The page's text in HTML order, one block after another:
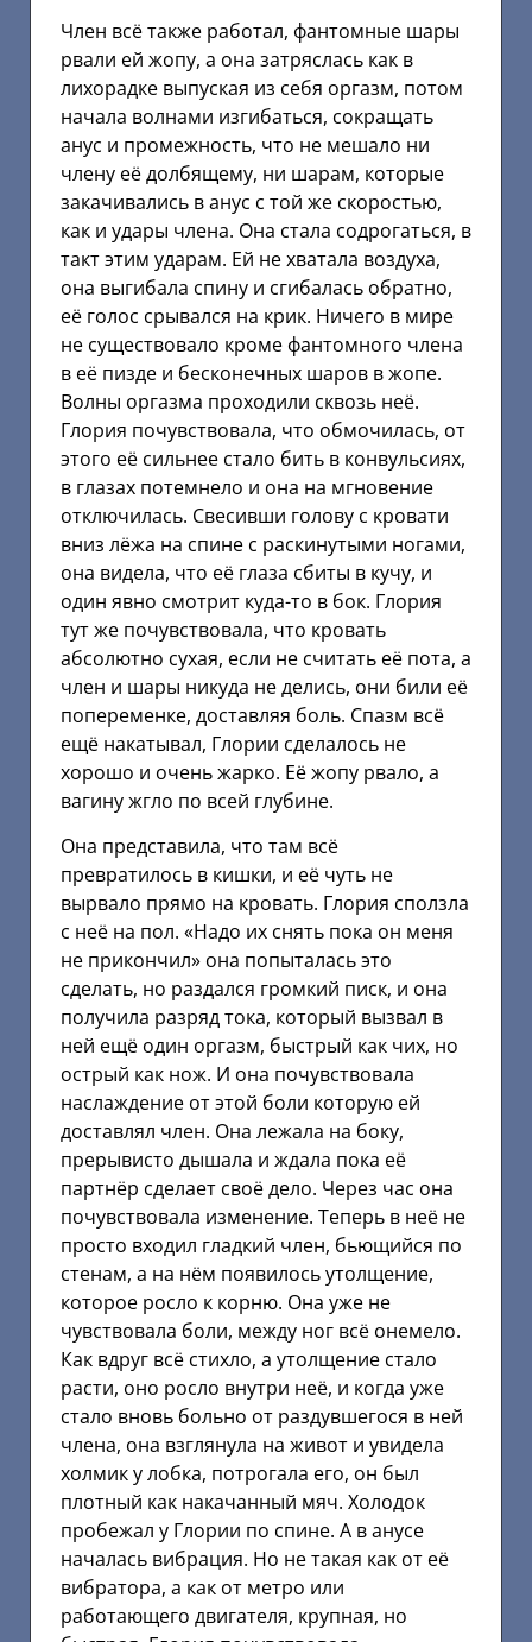
Член всё также работал, фантомные шары
рвали ей жопу, а она затряслась как в
лихорадке выпуская из себя оргазм, потом
начала волнами изгибаться, сокращать
анус и промежность, что не мешало ни
члену её долбящему, ни шарам, которые
закачивались в анус с той же скоростью,
как и удары члена. Она стала содрогаться, в
такт этим ударам. Ей не хватала воздуха,
она выгибала спину и сгибалась обратно,
её голос срывался на крик. Ничего в мире
не существовало кроме фантомного члена
в её пизде и бесконечных шаров в жопе.
Волны оргазма проходили сквозь неё.
Глория почувствовала, что обмочилась, от
этого её сильнее стало бить в конвульсиях,
в глазах потемнело и она на мгновение
отключилась. Свесивши голову с кровати
вниз лёжа на спине с раскинутыми ногами,
она видела, что её глаза сбиты в кучу, и
один явно смотрит куда-то в бок. Глория
тут же почувствовала, что кровать
абсолютно сухая, если не считать её пота, а
член и шары никуда не делись, они били её
попеременке, доставляя боль. Спазм всё
ещё накатывал, Глории сделалось не
хорошо и очень жарко. Её жопу рвало, а
вагину жгло по всей глубине.
Она представила, что там всё
превратилось в кишки, и её чуть не
вырвало прямо на кровать. Глория сползла
с неё на пол. «Надо их снять пока он меня
не прикончил» она попыталась это
сделать, но раздался громкий писк, и она
получила разряд тока, который вызвал в
ней ещё один оргазм, быстрый как чих, но
острый как нож. И она почувствовала
наслаждение от этой боли которую ей
доставлял член. Она лежала на боку,
прерывисто дышала и ждала пока её
партнёр сделает своё дело. Через час она
почувствовала изменение. Теперь в неё не
просто входил гладкий член, бьющийся по
стенам, а на нём появилось утолщение,
которое росло к корню. Она уже не
чувствовала боли, между ног всё онемело.
Как вдруг всё стихло, а утолщение стало
расти, оно росло внутри неё, и когда уже
стало вновь больно от раздувшегося в ней
члена, она взглянула на живот и увидела
холмик у лобка, потрогала его, он был
плотный как накачанный мяч. Холодок
пробежал у Глории по спине. А в анусе
началась вибрация. Но не такая как от её
вибратора, а как от метро или
работающего двигателя, крупная, но